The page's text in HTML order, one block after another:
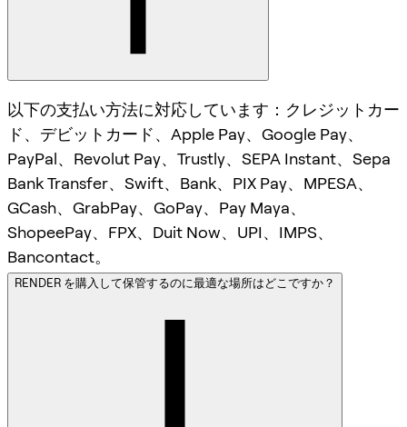
以下の支払い方法に対応しています：クレジットカー
ド、デビットカード、Apple Pay、Google Pay、
PayPal、Revolut Pay、Trustly、SEPA Instant、Sepa
Bank Transfer、Swift、Bank、PIX Pay、MPESA、
GCash、GrabPay、GoPay、Pay Maya、
ShopeePay、FPX、Duit Now、UPI、IMPS、
Bancontact。
RENDER を購入して保管するのに最適な場所はどこですか？